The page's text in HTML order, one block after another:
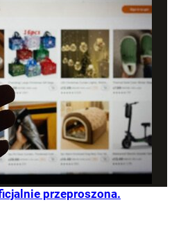
przeproszona.